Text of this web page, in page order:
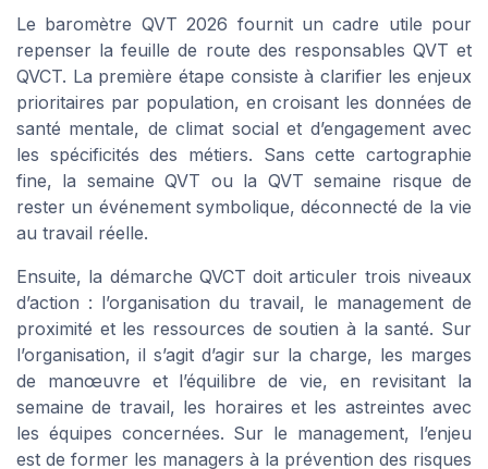
Le baromètre QVT 2026 fournit un cadre utile pour
repenser la feuille de route des responsables QVT et
QVCT. La première étape consiste à clarifier les enjeux
prioritaires par population, en croisant les données de
santé mentale, de climat social et d’engagement avec
les spécificités des métiers. Sans cette cartographie
fine, la semaine QVT ou la QVT semaine risque de
rester un événement symbolique, déconnecté de la vie
au travail réelle.
Ensuite, la démarche QVCT doit articuler trois niveaux
d’action : l’organisation du travail, le management de
proximité et les ressources de soutien à la santé. Sur
l’organisation, il s’agit d’agir sur la charge, les marges
de manœuvre et l’équilibre de vie, en revisitant la
semaine de travail, les horaires et les astreintes avec
les équipes concernées. Sur le management, l’enjeu
est de former les managers à la prévention des risques